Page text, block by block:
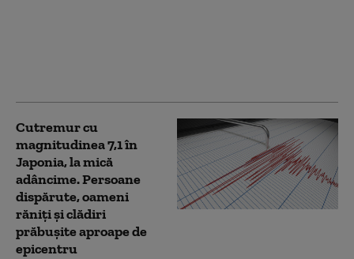
Cutremur cu
magnitudinea 7,1 în
Japonia, la mică
adâncime. Persoane
dispărute, oameni
răniți și clădiri
prăbușite aproape de
epicentru